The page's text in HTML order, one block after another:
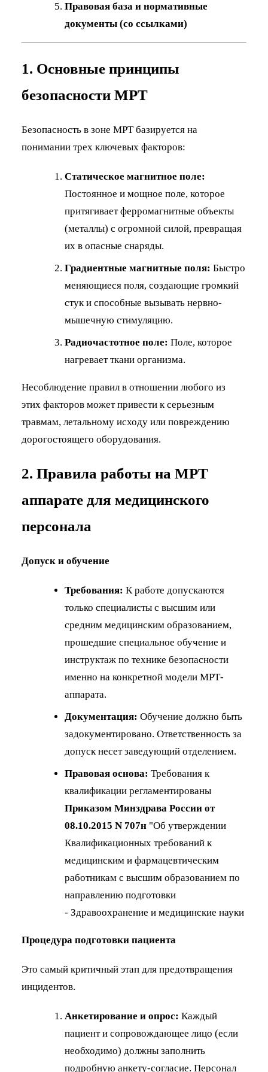
Правовая база и нормативные
документы (со ссылками)
1. Основные принципы
безопасности МРТ
Безопасность в зоне МРТ базируется на
понимании трех ключевых факторов:
Статическое магнитное поле:
Постоянное и мощное поле, которое
притягивает ферромагнитные объекты
(металлы) с огромной силой, превращая
их в опасные снаряды.
Градиентные магнитные поля: Быстро
меняющиеся поля, создающие громкий
стук и способные вызывать нервно-
мышечную стимуляцию.
Радиочастотное поле: Поле, которое
нагревает ткани организма.
Несоблюдение правил в отношении любого из
этих факторов может привести к серьезным
травмам, летальному исходу или повреждению
дорогостоящего оборудования.
2. Правила работы на МРТ
аппарате для медицинского
персонала
Допуск и обучение
Требования: К работе допускаются
только специалисты с высшим или
средним медицинским образованием,
прошедшие специальное обучение и
инструктаж по технике безопасности
именно на конкретной модели МРТ-
аппарата.
Документация: Обучение должно быть
задокументировано. Ответственность за
допуск несет заведующий отделением.
Правовая основа: Требования к
квалификации регламентированы
Приказом Минздрава России от
08.10.2015 N 707н "Об утверждении
Квалификационных требований к
медицинским и фармацевтическим
работникам с высшим образованием по
направлению подготовки
- Здравоохранение и медицинские науки
Процедура подготовки пациента
Это самый критичный этап для предотвращения
инцидентов.
Анкетирование и опрос: Каждый
пациент и сопровождающее лицо (если
необходимо) должны заполнить
подробную анкету-согласие. Персонал